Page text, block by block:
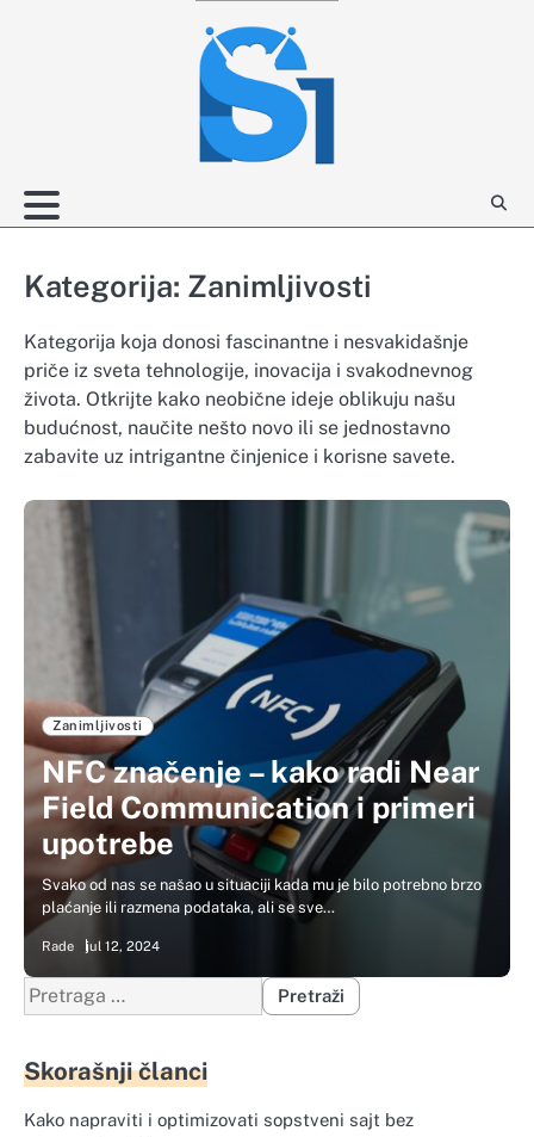
Kategorija: Zanimljivosti
Kategorija koja donosi fascinantne i nesvakidašnje
priče iz sveta tehnologije, inovacija i svakodnevnog
života. Otkrijte kako neobične ideje oblikuju našu
budućnost, naučite nešto novo ili se jednostavno
zabavite uz intrigantne činjenice i korisne savete.
Zanimljivosti
NFC značenje – kako radi Near
Field Communication i primeri
upotrebe
Svako od nas se našao u situaciji kada mu je bilo potrebno brzo
plaćanje ili razmena podataka, ali se sve…
Rade jul 12, 2024
Pretraga
za:
Skorašnji članci
Kako napraviti i optimizovati sopstveni sajt bez